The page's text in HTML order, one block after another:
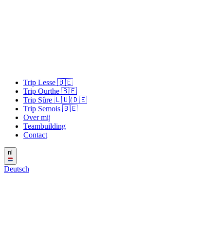
Trip Lesse 🇧🇪
Trip Ourthe 🇧🇪
Trip Sûre 🇱🇺/🇩🇪
Trip Semois 🇧🇪
Over mij
Teambuilding
Contact
nl
Deutsch